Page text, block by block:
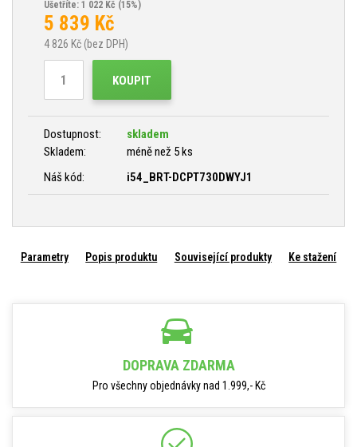
Ušetříte: 1 022 Kč (15%)
5 839 Kč
4 826 Kč (bez DPH)
KOUPIT
Dostupnost:
skladem
Skladem:
méně než 5 ks
Náš kód:
i54_BRT-DCPT730DWYJ1
Parametry Popis produktu Související produkty Ke stažení
DOPRAVA ZDARMA
Pro všechny objednávky nad 1.999,- Kč